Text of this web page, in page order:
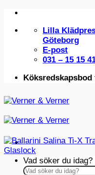
Skip
content
Lilla
Göteborg
E-post
031 – 15 15
Vad söker du idag?